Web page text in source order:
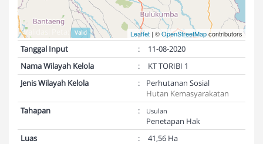
Leaflet | ©OpenStreetMapcontributors
Validasi Peta: Valid
Tanggal Input :
11-08-2020
Nama Wilayah Kelola
:
KT TORIBI 1
Jenis Wilayah Kelola
:
Perhutanan Sosial
Hutan Kemasyarakatan
Tahapan
: Usulan
Penetapan Hak
Luas
:
41,56 Ha